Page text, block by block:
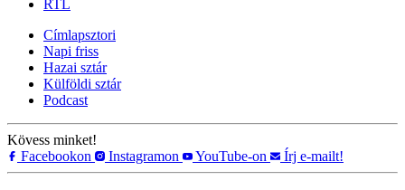
RTL
Címlapsztori
Napi friss
Hazai sztár
Külföldi sztár
Podcast
Kövess minket!
Facebookon
Instagramon YouTube-on Írj e-mailt!